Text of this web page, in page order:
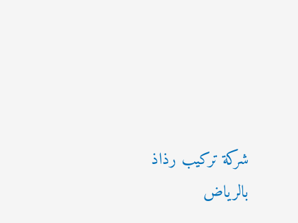
شركة تركيب رذاذ
بالرياض